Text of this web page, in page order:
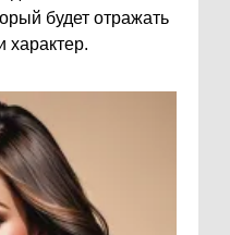
будет отражать
характер.